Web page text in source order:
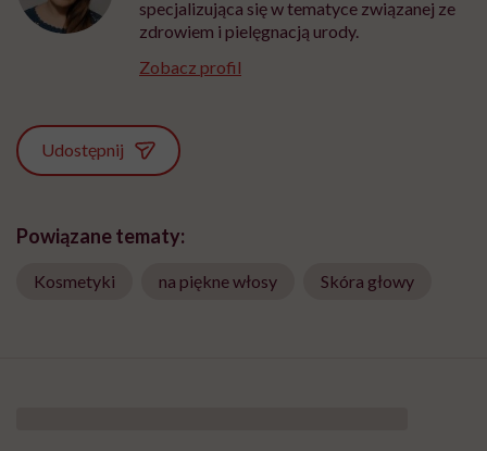
specjalizująca się w tematyce związanej ze
zdrowiem i pielęgnacją urody.
Zobacz profil
Udostępnij
Powiązane tematy:
Kosmetyki na piękne włosy Skóra głowy